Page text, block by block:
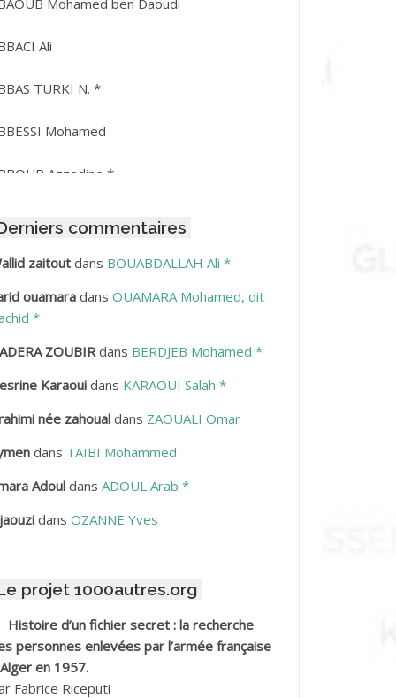
Ali
TURKI N. *
Mohamed
Azzedine *
Amar
Hamid
Mohamed
Lakhdar
Haciba
Mohamed Hamoud*
Mohamed *
Ahmed
Mohamed ben Kaddour
Kouider
commentaires
zaitoutdans BOUABDALLAH Ali *
ouamaradans OUAMARA Mohamed, dit
*
ZOUBIRdans BERDJEB Mohamed *
Karaouidans KARAOUI Salah *
née zahoualdans ZAOUALI Omar
dans TAIBI Mohammed
Adouldans ADOUL Arab *
dans OZANNE Yves
projet 1000autres.org
Histoire d’un fichier secret : la recherche
personnes enlevées par l’armée française
en 1957.
Fabrice Riceputi